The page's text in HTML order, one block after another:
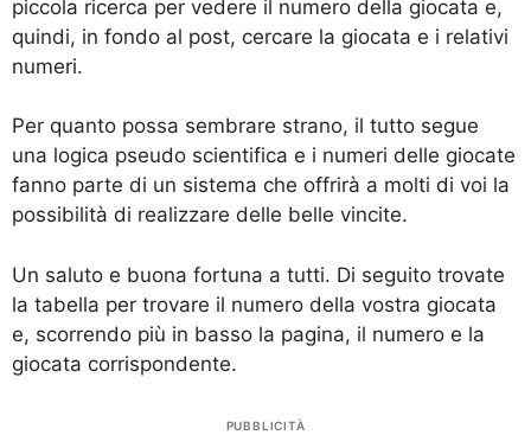
piccola ricerca per vedere il numero della giocata e,
quindi, in fondo al post, cercare la giocata e i relativi
numeri.
Per quanto possa sembrare strano, il tutto segue
una logica pseudo scientifica e i numeri delle giocate
fanno parte di un sistema che offrirà a molti di voi la
possibilità di realizzare delle belle vincite.
Un saluto e buona fortuna a tutti. Di seguito trovate
la tabella per trovare il numero della vostra giocata
e, scorrendo più in basso la pagina, il numero e la
giocata corrispondente.
PUBBLICITÀ